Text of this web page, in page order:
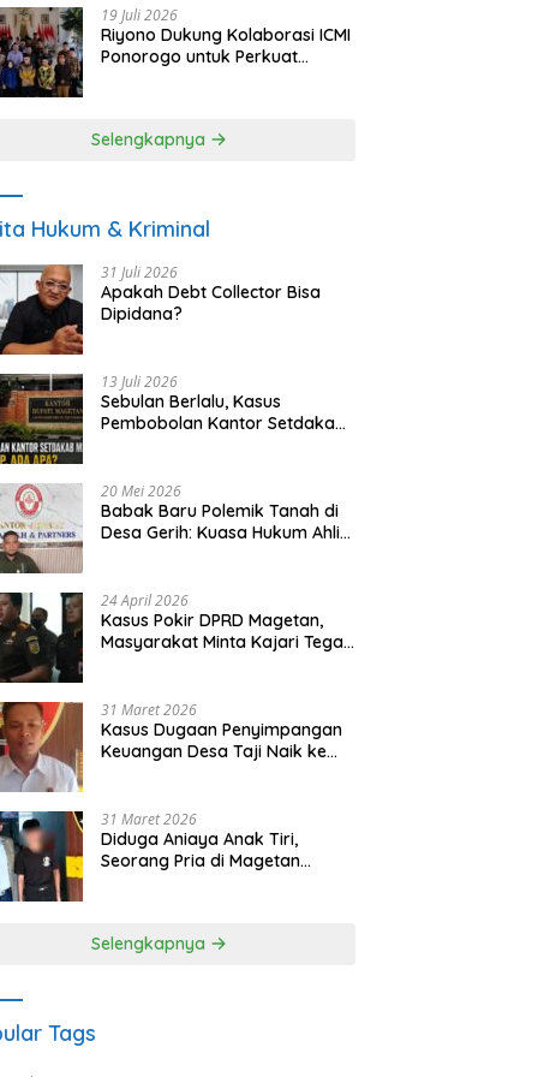
19 Juli 2026
Riyono Dukung Kolaborasi ICMI
Ponorogo untuk Perkuat
Selengkapnya
Hukum & Kriminal
31 Juli 2026
Apakah Debt Collector Bisa
Dipidana?
13 Juli 2026
Sebulan Berlalu, Kasus
Pembobolan Kantor Setdakab
20 Mei 2026
Babak Baru Polemik Tanah di
Desa Gerih: Kuasa Hukum Ahli
24 April 2026
Kasus Pokir DPRD Magetan,
Masyarakat Minta Kajari Tegak
31 Maret 2026
Kasus Dugaan Penyimpangan
Keuangan Desa Taji Naik ke
31 Maret 2026
Diduga Aniaya Anak Tiri,
Seorang Pria di Magetan
Selengkapnya
Tags